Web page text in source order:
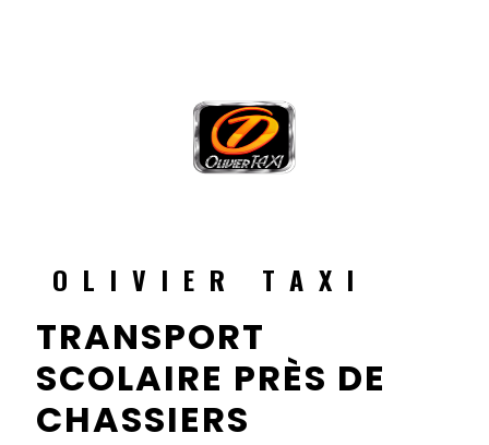
OLIVIER TAXI
TRANSPORT
SCOLAIRE PRÈS DE
CHASSIERS